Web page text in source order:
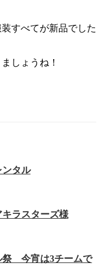
すべてが新品でした
しょうね！
ンタル
ラスターズ様
今宵は3チームで